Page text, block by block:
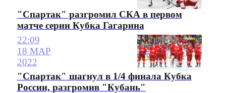
"Спартак" разгромил СКА в первом
матче серии Кубка Гагарина
22:09
18 МАР
2022
"Спартак" шагнул в 1/4 финала Кубка
России, разгромив "Кубань"